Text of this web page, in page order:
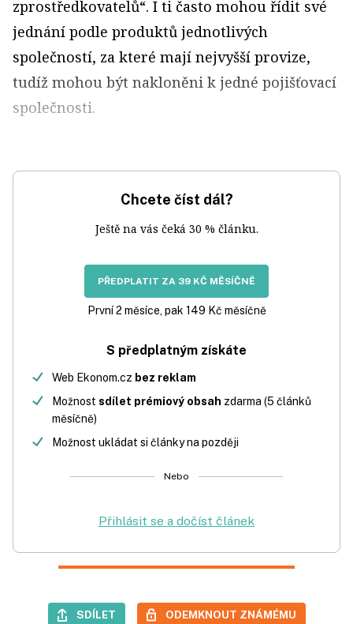
zprostředkovatelů“. I ti často mohou řídit své
jednání podle produktů jednotlivých
společností, za které mají nejvyšší provize,
tudíž mohou být nakloněni k jedné pojišťovací
společnosti.
Chcete číst dál?
Ještě na vás čeká 30 % článku.
PŘEDPLATIT ZA 39 KČ MĚSÍČNĚ
První 2 měsíce, pak 149 Kč měsíčně
S předplatným získáte
Web Ekonom.cz bez reklam
Možnost sdílet prémiový obsah zdarma (5 článků
měsíčně)
Možnost ukládat si články na později
Nebo
Přihlásit se a dočíst článek
SDÍLET ODEMKNOUT ZNÁMÉMU